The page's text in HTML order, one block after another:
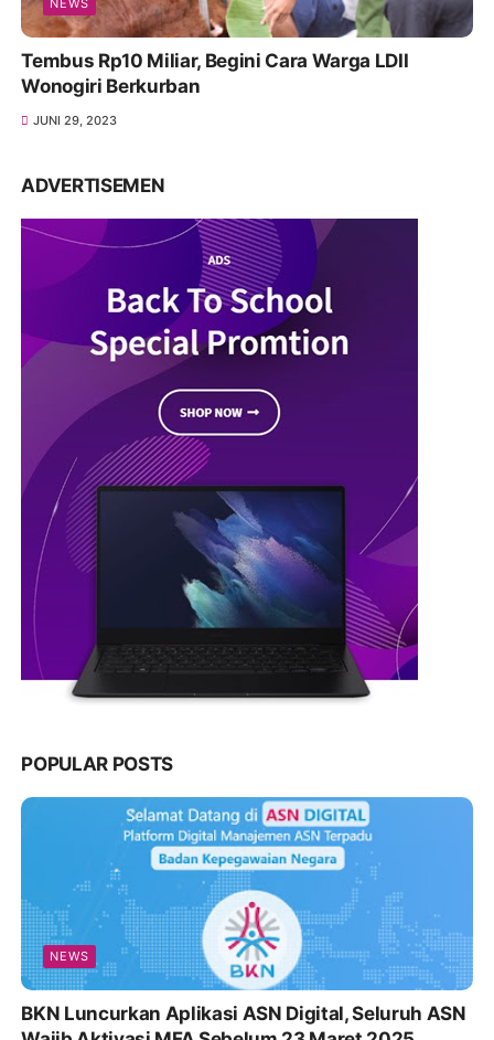
NEWS
Tembus Rp10 Miliar, Begini Cara Warga LDII
Wonogiri Berkurban
JUNI 29, 2023
ADVERTISEMEN
POPULAR POSTS
NEWS
BKN Luncurkan Aplikasi ASN Digital, Seluruh ASN